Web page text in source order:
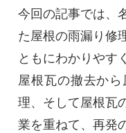
今回の記事では、
た屋根の雨漏り修
ともにわかりやす
屋根瓦の撤去か
理、そして屋根瓦
業を重ねて、再発